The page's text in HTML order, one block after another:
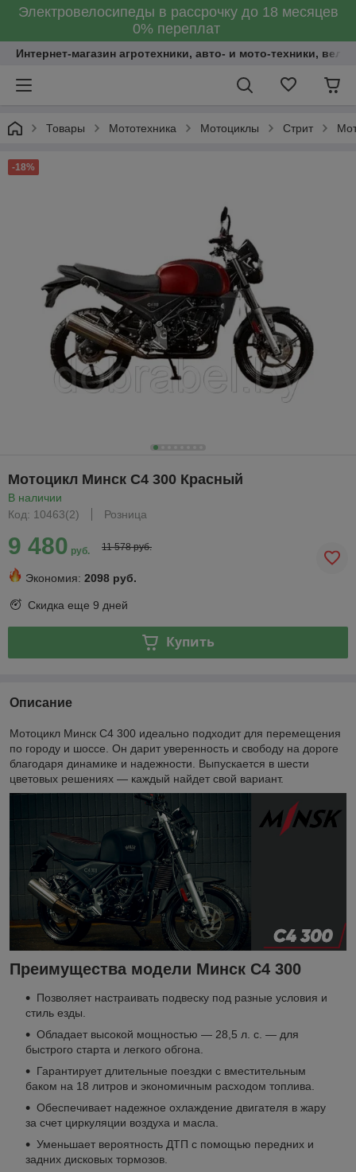
Электровелосипеды в рассрочку до 18 месяцев
0% переплат
Интернет-магазин агротехники, авто- и мото-техники,
Товары Мототехника Мотоциклы Стрит
-18%
Мотоцикл Минск C4 300 Красный
В наличии
Код: 10463(2)
Розница
9 480 руб. 11 578 руб.
Экономия: 2098 руб.
Скидка еще 9 дней
Купить
Описание
Мотоцикл Минск C4 300 идеально подходит для перемещения
по городу и шоссе. Он дарит уверенность и свободу на дороге
благодаря динамике и надежности. Выпускается в шести
цветовых решениях — каждый найдет свой вариант.
Преимущества модели Минск С4 300
Позволяет настраивать подвеску под разные условия и
стиль езды.
Обладает высокой мощностью — 28,5 л. с. — для
быстрого старта и легкого обгона.
Гарантирует длительные поездки с вместительным
баком на 18 литров и экономичным расходом топлива.
Обеспечивает надежное охлаждение двигателя в жару
за счет циркуляции воздуха и масла.
Уменьшает вероятность ДТП с помощью передних и
задних дисковых тормозов.